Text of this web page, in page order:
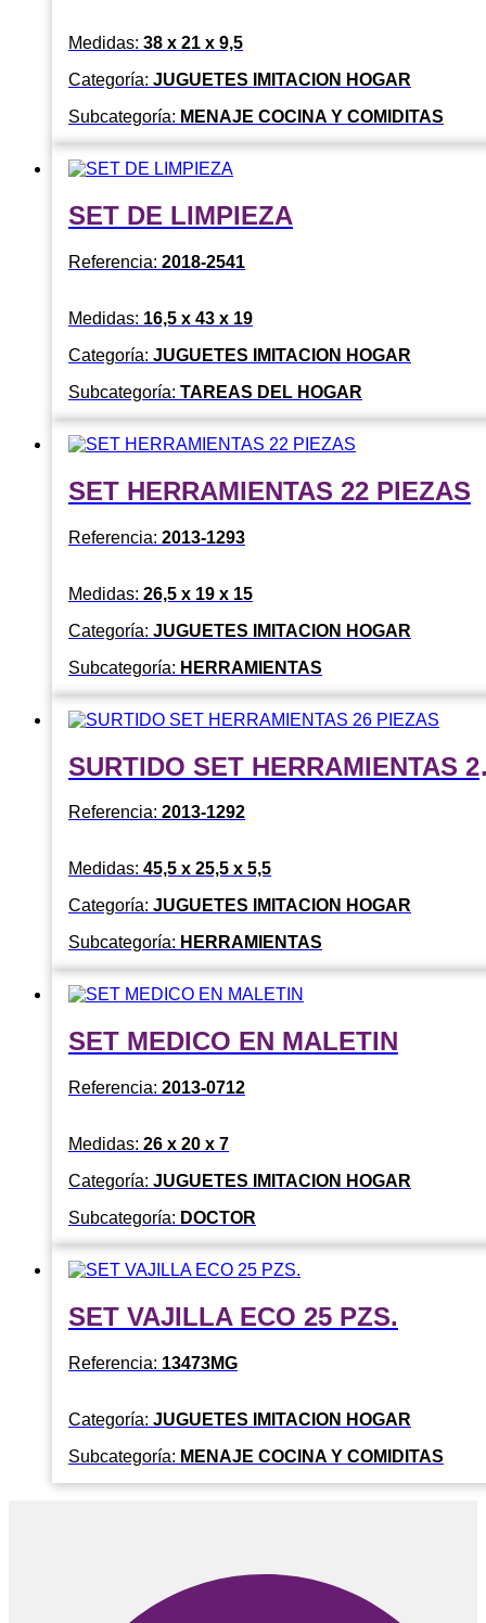
Medidas: 38 x 21 x 9,5
Categoría: JUGUETES IMITACION HOGAR
Subcategoría: MENAJE COCINA Y COMIDITAS
SET DE LIMPIEZA
Referencia: 2018-2541
Medidas: 16,5 x 43 x 19
Categoría: JUGUETES IMITACION HOGAR
Subcategoría: TAREAS DEL HOGAR
SET HERRAMIENTAS 22 PIEZAS
Referencia: 2013-1293
Medidas: 26,5 x 19 x 15
Categoría: JUGUETES IMITACION HOGAR
Subcategoría: HERRAMIENTAS
Referencia: 2013-1292
Medidas: 45,5 x 25,5 x 5,5
Categoría: JUGUETES IMITACION HOGAR
Subcategoría: HERRAMIENTAS
SET MEDICO EN MALETIN
Referencia: 2013-0712
Medidas: 26 x 20 x 7
Categoría: JUGUETES IMITACION HOGAR
Subcategoría: DOCTOR
SET VAJILLA ECO 25 PZS.
Referencia: 13473MG
Categoría: JUGUETES IMITACION HOGAR
Subcategoría: MENAJE COCINA Y COMIDITAS